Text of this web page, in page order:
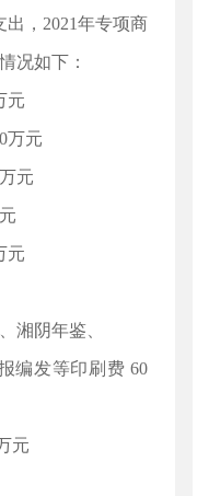
，2021年专项商
况如下：
元
万元
元
元
湘阴年鉴、
编发等印刷费 60
元